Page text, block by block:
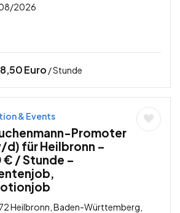
2026
Euro / Stunde
& Events
Promoter
für Heilbronn –
€ / Stunde –
Heilbronn, Baden-Württemberg,